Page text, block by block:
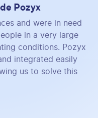
Pozyx
and were in need
in a very large
conditions. Pozyx
integrated easily
us to solve this